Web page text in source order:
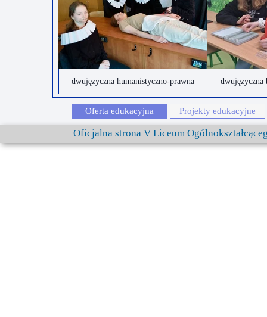
dwujęzyczna
dwujęzyczna humanistyczno-prawna
Projekty edukacyjne
Oferta edukacyjna
Oficjalna strona V Liceum